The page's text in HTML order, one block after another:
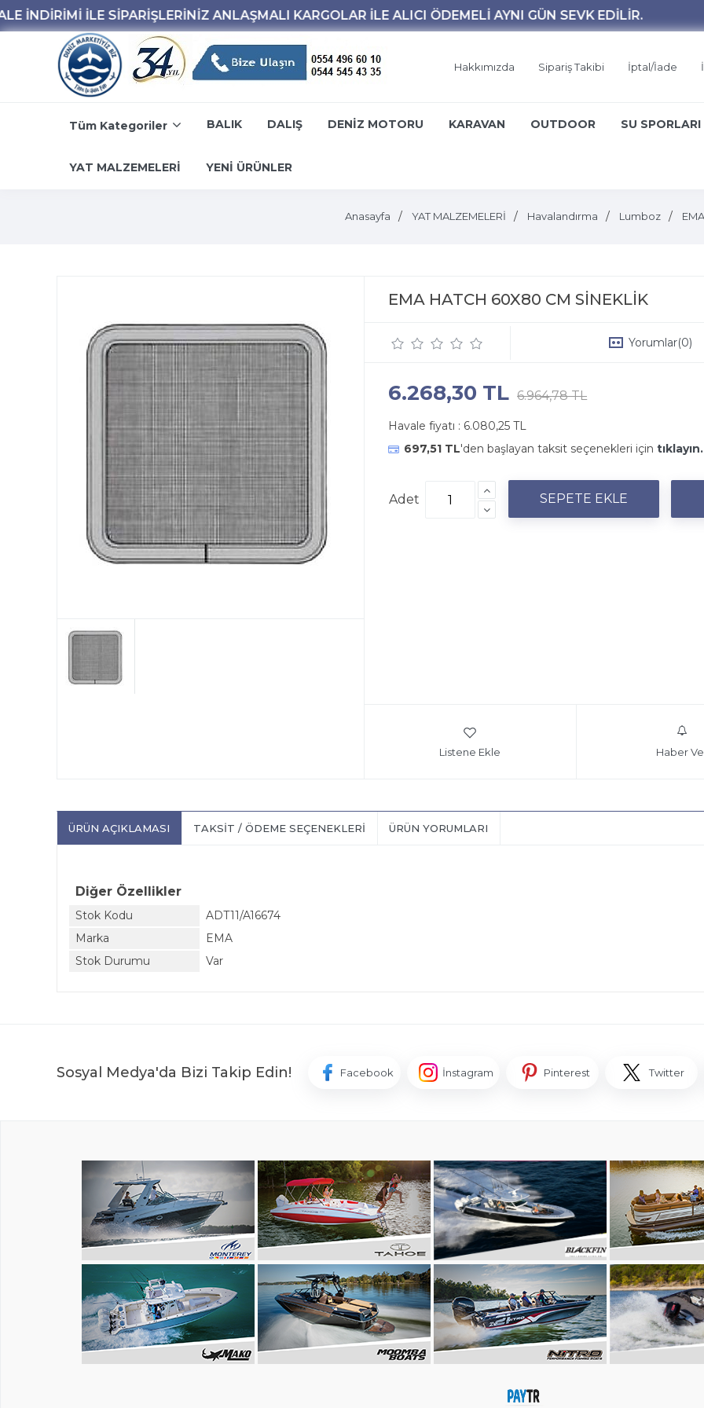
Hakkımızda Sipariş Takibi İptal/İade
Tüm Kategoriler BALIK DALIŞ DENİZ MOTORU KARAVAN OUTDOOR SU SPORLARI
YAT MALZEMELERİ YENİ ÜRÜNLER
Anasayfa YAT MALZEMELERİ Havalandırma Lumboz EMA
EMA HATCH 60X80 CM SİNEKLİK
Yorumlar(0)
6.268,30 TL 6.964,78 TL
Havale fiyatı : 6.080,25 TL
697,51 TL'den başlayan taksit seçenekleri için tıklayın.
Adet
Listene Ekle Haber
ÜRÜN AÇIKLAMASI TAKSIT / ÖDEME SEÇENEKLERI ÜRÜN YORUMLARI
Diğer Özellikler
Stok Kodu
ADT11/A16674
Marka
EMA
Stok Durumu
Var
Sosyal Medya'da Bizi Takip Edin! Facebook İnstagram Pinterest Twitter